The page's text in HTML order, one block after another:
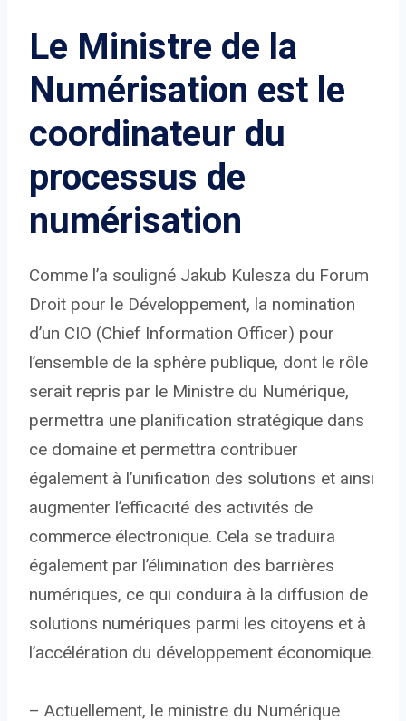
Le Ministre de la
Numérisation est le
coordinateur du
processus de
numérisation
Comme l’a souligné Jakub Kulesza du Forum
Droit pour le Développement, la nomination
d’un CIO (Chief Information Officer) pour
l’ensemble de la sphère publique, dont le rôle
serait repris par le Ministre du Numérique,
permettra une planification stratégique dans
ce domaine et permettra contribuer
également à l’unification des solutions et ainsi
augmenter l’efficacité des activités de
commerce électronique. Cela se traduira
également par l’élimination des barrières
numériques, ce qui conduira à la diffusion de
solutions numériques parmi les citoyens et à
l’accélération du développement économique.
– Actuellement, le ministre du Numérique